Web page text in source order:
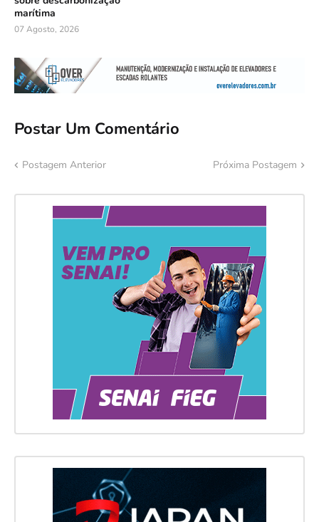
marítima
07 Agosto, 2026
Postar Um Comentário
Postagem Anterior Próxima Postagem